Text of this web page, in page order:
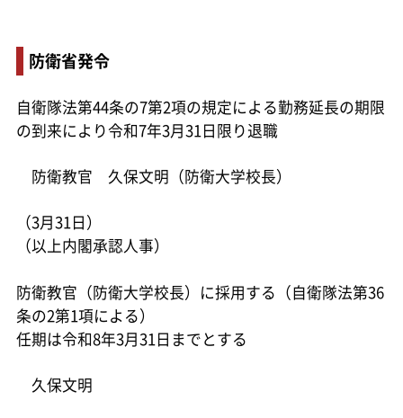
防衛省発令
自衛隊法第44条の7第2項の規定による勤務延長の期限
の到来により令和7年3月31日限り退職
防衛教官 久保文明（防衛大学校長）
（3月31日）
（以上内閣承認人事）
防衛教官（防衛大学校長）に採用する（自衛隊法第36
条の2第1項による）
任期は令和8年3月31日までとする
久保文明